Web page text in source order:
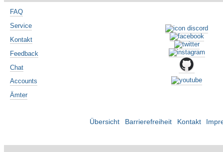
FAQ
Service
Kontakt
Feedback
Chat
Accounts
Ämter
Übersicht Barrierefreiheit Kontakt